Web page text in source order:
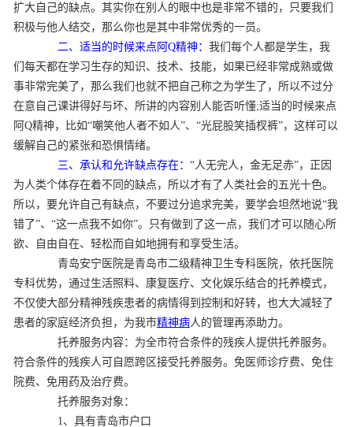
扩大自己的缺点。其实你在别人的眼中也是非常不错的，只要我们
积极与他人结交，那么你也是其中非常优秀的一员。
二、适当的时候来点阿Q精神： 我们每个人都是学生，我
们每天都在学习生存的知识、技术、技能，如果已经非常成熟或做
事非常完美了，那么我们也就不把自己称之为学生了，所以不过分
在意自己课讲得好与坏、所讲的内容别人能否听懂;适当的时候来点
阿Q精神，比如“嘲笑他人者不如人”、“光屁股笑插杈裤”，这样可以
缓解自己的紧张和恐惧情绪。
三、承认和允许缺点存在： “人无完人，金无足赤”，正因
为人类个体存在着不同的缺点，所以才有了人类社会的五光十色。
所以，要允许自己有缺点，不要过分追求完美，要学会坦然地说“我
错了”、“这一点我不如你”。只有做到了这一点，我们才可以随心所
欲、自由自在、轻松而自如地拥有和享受生活。
青岛安宁医院是青岛市二级精神卫生专科医院，依托医院
专科优势，通过生活照料、康复医疗、文化娱乐结合的托养模式，
不仅使大部分精神残疾患者的病情得到控制和好转，也大大减轻了
患者的家庭经济负担，为我市精神病人的管理再添助力。
托养服务内容：为全市符合条件的残疾人提供托养服务。
符合条件的残疾人可自愿跨区接受托养服务。免医师诊疗费、免住
院费、免用药及治疗费。
托养服务对象：
1、具有青岛市户口